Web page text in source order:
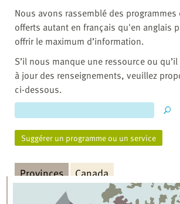
Nous avons rassemblé des
offerts autant en français qu'en anglais
offrir le maximum d’information.
S’il nous manque une ressource ou
à jour des renseignements, veuillez
ci-dessous.
Suggérer un programme ou un service
Provinces Canada